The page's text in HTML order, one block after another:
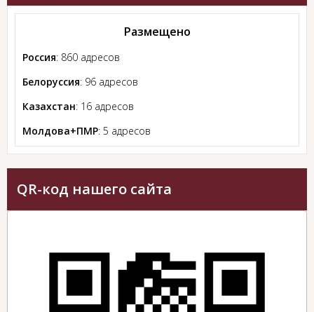
Размещено
Россия: 860 адресов
Белоруссия: 96 адресов
Казахстан: 16 адресов
Молдова+ПМР: 5 адресов
QR-код нашего сайта